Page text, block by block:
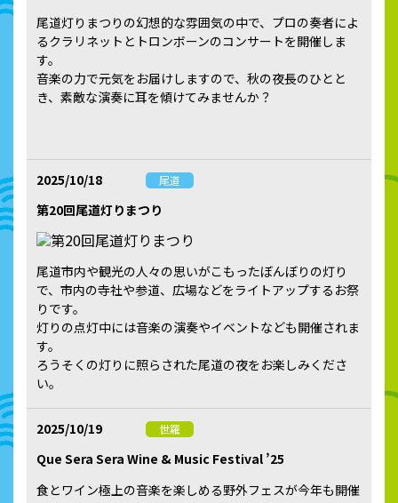
尾道灯りまつりの幻想的な雰囲気の中で、プロの奏者によ
るクラリネットとトロンボーンのコンサートを開催しま
す。
音楽の力で元気をお届けしますので、秋の夜長のひとと
き、素敵な演奏に耳を傾けてみませんか？
2025/10/18 尾道
第20回尾道灯りまつり
尾道市内や観光の人々の思いがこもったぼんぼりの灯り
で、市内の寺社や参道、広場などをライトアップするお祭
りです。
灯りの点灯中には音楽の演奏やイベントなども開催されま
す。
ろうそくの灯りに照らされた尾道の夜をお楽しみくださ
い。
2025/10/19 世羅
Que Sera Sera Wine & Music Festival ’25
食とワイン極上の音楽を楽しめる野外フェスが今年も開催